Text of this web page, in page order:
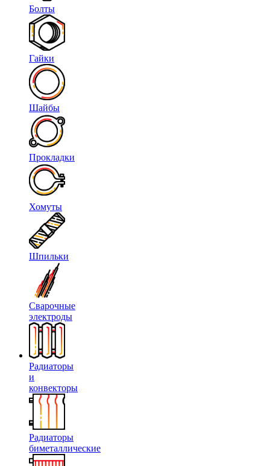
Болты
Гайки
Шайбы
Прокладки
Хомуты
Шпильки
Сварочные
электроды
Радиаторы
и
конвекторы
Радиаторы
биметаллические